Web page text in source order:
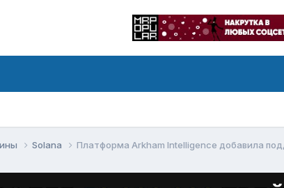
Solana Платформа Arkham Intelligence добавила